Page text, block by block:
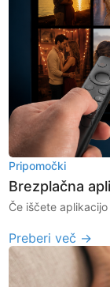
Pripomočki
Brezplačna
Če iščete
Preberi več →